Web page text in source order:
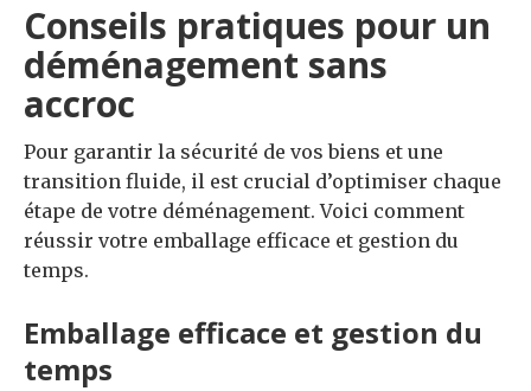
Conseils pratiques pour un
déménagement sans
accroc
Pour garantir la sécurité de vos biens et une
transition fluide, il est crucial d’optimiser chaque
étape de votre déménagement. Voici comment
réussir votre emballage efficace et gestion du
temps.
Emballage efficace et gestion du
temps